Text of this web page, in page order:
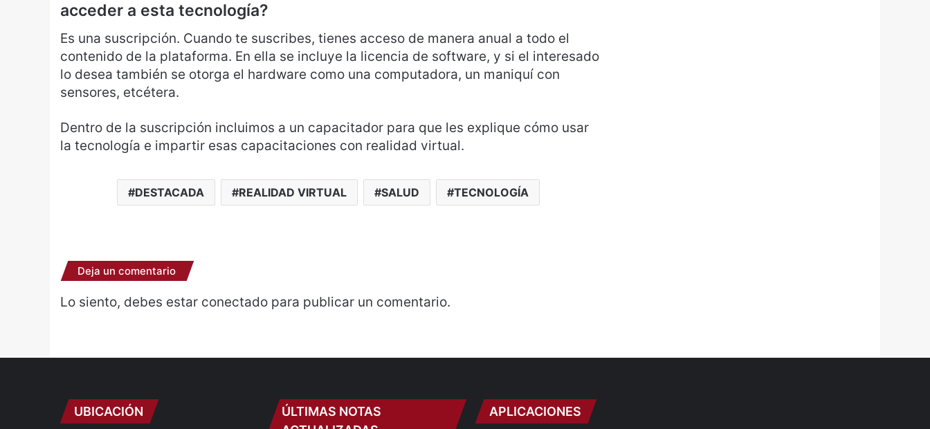
acceder a esta tecnología?
Es una suscripción. Cuando te suscribes, tienes acceso de manera anual a todo el
contenido de la plataforma. En ella se incluye la licencia de software, y si el interesado
lo desea también se otorga el hardware como una computadora, un maniquí con
sensores, etcétera.
Dentro de la suscripción incluimos a un capacitador para que les explique cómo usar
la tecnología e impartir esas capacitaciones con realidad virtual.
DESTACADA REALIDAD VIRTUAL SALUD TECNOLOGÍA
Deja un comentario
Lo siento, debes estar conectado para publicar un comentario.
UBICACIÓN
ÚLTIMAS NOTAS
APLICACIONES